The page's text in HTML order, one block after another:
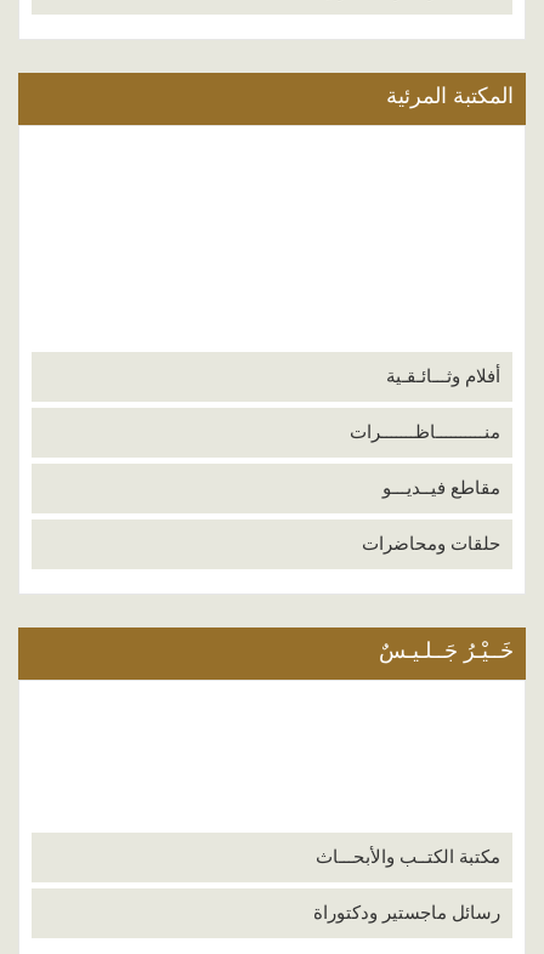
المكتبة المرئية
أفلام وثـــائـقـية
منــــــــــاظـــــــرات
مقاطع فيــديـــو
حلقات ومحاضرات
خَــيْـرُ جَــلـيـسٌ
مكتبة الكتــب والأبحـــاث
رسائل ماجستير ودكتوراة